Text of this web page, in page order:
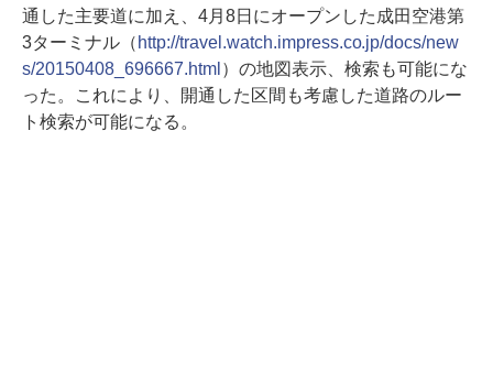
通した主要道に加え、4月8日にオープンした成田空港第
3ターミナル（ http://travel.watch.impress.co.jp/docs/new
s/20150408_696667.html ）の地図表示、検索も可能にな
った。これにより、開通した区間も考慮した道路のルー
ト検索が可能になる。